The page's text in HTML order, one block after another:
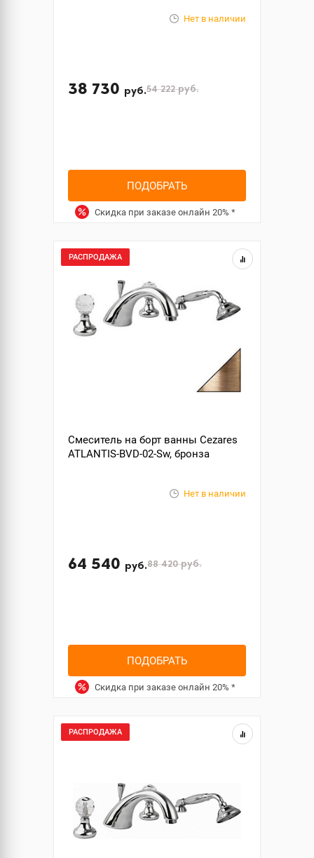
Нет в наличии
38 730 руб.54 222руб.
ПОДОБРАТЬ
Скидка при заказе онлайн 20% *
РАСПРОДАЖА
Смеситель на борт ванны Cezares
ATLANTIS-BVD-02-Sw, бронза
Нет в наличии
64 540 руб.88 420руб.
ПОДОБРАТЬ
Скидка при заказе онлайн 20% *
РАСПРОДАЖА